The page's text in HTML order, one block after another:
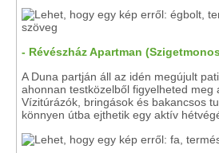
- Révészház Apartman
A Duna partján áll az idén megújult
ahonnan testközelből figyelheted meg
Vízitúrázók, bringások és bakancsos
könnyen útba ejthetik egy aktív